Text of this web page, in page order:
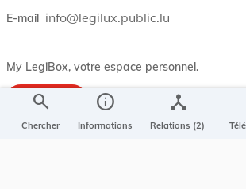
search
Chercher
info
Informations
device_hub
Relations (2)
E-mail info@legilux.public.lu
My LegiBox, votre espace personnel.
Se connecter
Enregistrer et organiser vos actes préférés,